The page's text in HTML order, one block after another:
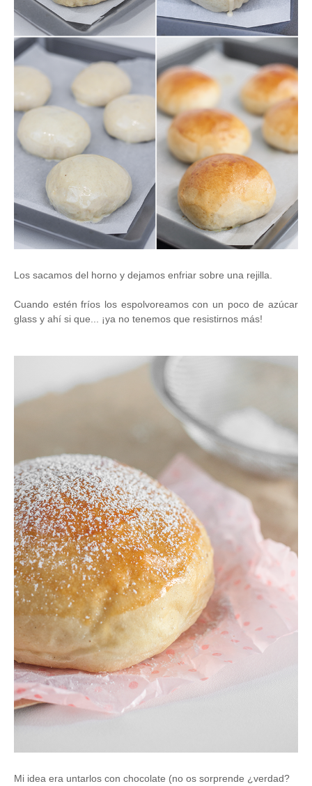
Los sacamos del horno y dejamos enfriar sobre una rejilla.
Cuando estén fríos los espolvoreamos con un poco de azúcar
glass y ahí si que... ¡ya no tenemos que resistirnos más!
Mi idea era untarlos con chocolate (no os sorprende ¿verdad?